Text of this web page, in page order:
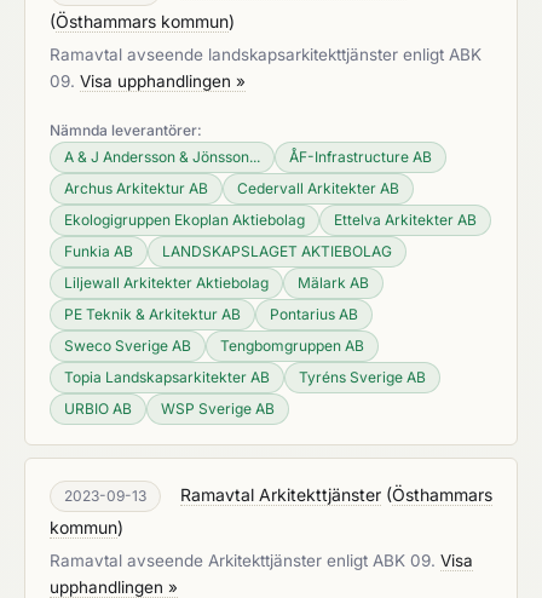
(Östhammars kommun)
Ramavtal avseende landskapsarkitekttjänster enligt ABK
09. Visa upphandlingen »
Nämnda leverantörer:
A & J Andersson & Jönsson...
ÅF-Infrastructure AB
Archus Arkitektur AB
Cedervall Arkitekter AB
Ekologigruppen Ekoplan Aktiebolag
Ettelva Arkitekter AB
Funkia AB
LANDSKAPSLAGET AKTIEBOLAG
Liljewall Arkitekter Aktiebolag
Mälark AB
PE Teknik & Arkitektur AB
Pontarius AB
Sweco Sverige AB
Tengbomgruppen AB
Topia Landskapsarkitekter AB
Tyréns Sverige AB
URBIO AB
WSP Sverige AB
2023-09-13 Ramavtal Arkitekttjänster (Östhammars
kommun)
Ramavtal avseende Arkitekttjänster enligt ABK 09. Visa
upphandlingen »